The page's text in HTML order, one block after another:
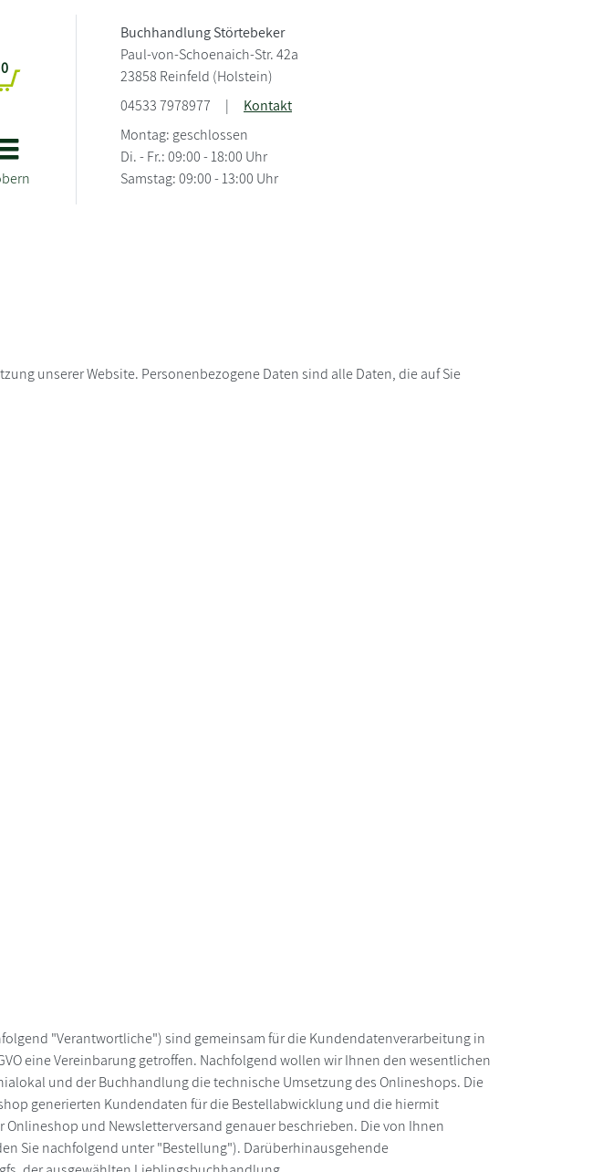
0
Buchhandlung Störtebeker
Paul-von-Schoenaich-Str. 42a
23858 Reinfeld (Holstein)
04533 7978977
|
Kontakt
Montag: geschlossen
Di. - Fr.: 09:00 - 18:00 Uhr
Samstag: 09:00 - 13:00 Uhr
unserer Website. Personenbezogene Daten sind alle Daten, die auf Sie
"Verantwortliche") sind gemeinsam für die Kundendatenverarbeitung in
eine Vereinbarung getroffen. Nachfolgend wollen wir Ihnen den wesentlichen
und der Buchhandlung die technische Umsetzung des Onlineshops. Die
generierten Kundendaten für die Bestellabwicklung und die hiermit
und Newsletterversand genauer beschrieben. Die von Ihnen
Sie nachfolgend unter "Bestellung"). Darüberhinausgehende